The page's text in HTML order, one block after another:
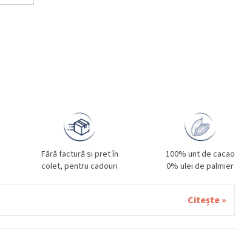
Fără factură si pret în
colet, pentru cadouri
100% unt de cacao
0% ulei de palmier
Citește »